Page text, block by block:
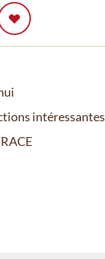
intéressantes